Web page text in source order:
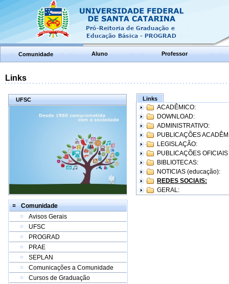
Comunidade Aluno Professor
Links
UFSC
Comunidade
Avisos Gerais
UFSC
PROGRAD
PRAE
SEPLAN
Comunicações a Comunidade
Cursos de Graduação
Links
ACADÊMICO:
DOWNLOAD:
ADMINISTRATIVO:
PUBLICAÇÕES
LEGISLAÇÃO:
PUBLICAÇÕES
BIBLIOTECAS:
NOTICIAS (educação):
REDES SOCIAIS:
GERAL: